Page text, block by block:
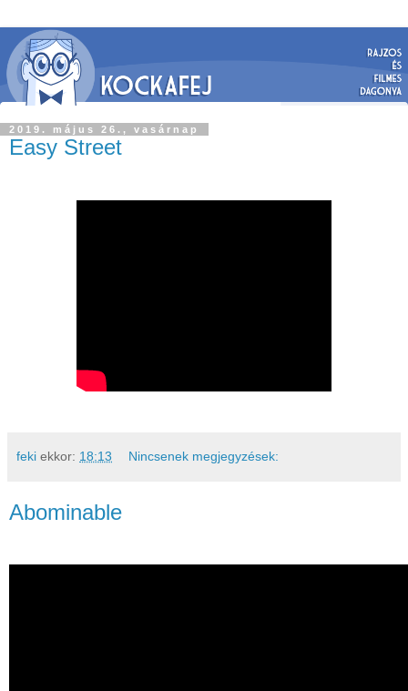
2019. május 26., vasárnap
Easy Street
feki ekkor: 18:13 Nincsenek megjegyzések:
Abominable